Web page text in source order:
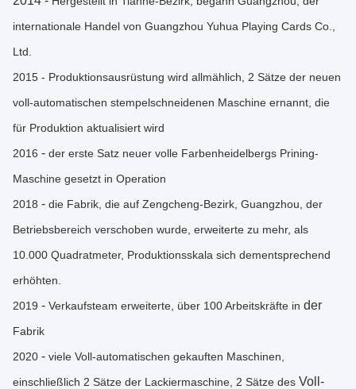
internationale Handel von Guangzhou Yuhua Playing Cards Co.,
Ltd.
2015 - Produktionsausrüstung wird allmählich, 2 Sätze der neuen
voll-automatischen stempelschneidenen Maschine ernannt, die
für Produktion aktualisiert wird
2016 - der erste Satz neuer volle Farbenheidelbergs Prining-
Maschine gesetzt in Operation
2018 - die Fabrik, die auf Zengcheng-Bezirk, Guangzhou, der
Betriebsbereich verschoben wurde, erweiterte zu mehr, als
10.000 Quadratmeter, Produktionsskala sich dementsprechend
erhöhten.
2019 - Verkaufsteam erweiterte, über 100 Arbeitskräfte in der
Fabrik
2020 - viele Voll-automatischen gekauften Maschinen,
einschließlich 2 Sätze der Lackiermaschine, 2 Sätze des Voll-